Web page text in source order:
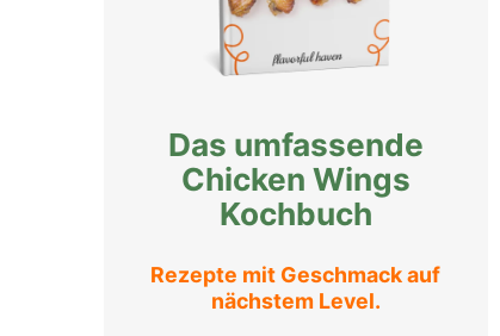
Das umfassende
Chicken Wings
Kochbuch
Rezepte mit Geschmack auf
nächstem Level.